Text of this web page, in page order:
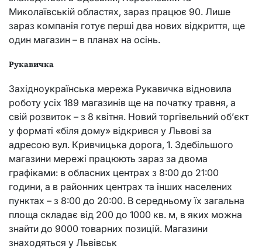
Миколаївській областях, зараз працює 90. Лише
зараз компанія готує перші два нових відкриття, ще
один магазин – в планах на осінь.
Рукавичка
Західноукраїнська мережа Рукавичка відновила
роботу усіх 189 магазинів ще на початку травня, а
свій розвиток – з 8 квітня. Новий торгівельний об’єкт
у форматі «біля дому» відкрився у Львові за
адресою вул. Кривчицька дорога, 1. Здебільшого
магазини мережі працюють зараз за двома
графіками: в обласних центрах з 8:00 до 21:00
години, а в районних центрах та інших населених
пунктах – з 8:00 до 20:00. В середньому їх загальна
площа складає від 200 до 1000 кв. м, в яких можна
знайти до 9000 товарних позицій. Магазини
знаходяться у Львівськ